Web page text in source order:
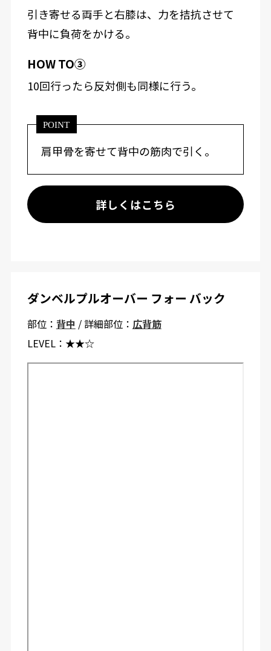
引き寄せる両手と右膝は、力を拮抗させて
背中に負荷をかける。
HOW TO③
10回行ったら反対側も同様に行う。
POINT
肩甲骨を寄せて背中の筋肉で引く。
詳しくはこちら
ダンベルプルオーバー フォー バック
部位： 背中 / 詳細部位： 広背筋
LEVEL： ★★☆